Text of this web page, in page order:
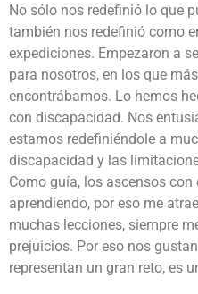
No sólo nos redefinió lo que
también nos redefinió como
expediciones. Empezaron a
para nosotros, en los que
encontrábamos. Lo hemos
con discapacidad. Nos
estamos redefiniéndole a
discapacidad y las
Como guía, los ascensos
aprendiendo, por eso me
muchas lecciones, siempre
prejuicios. Por eso nos
representan un gran reto, es